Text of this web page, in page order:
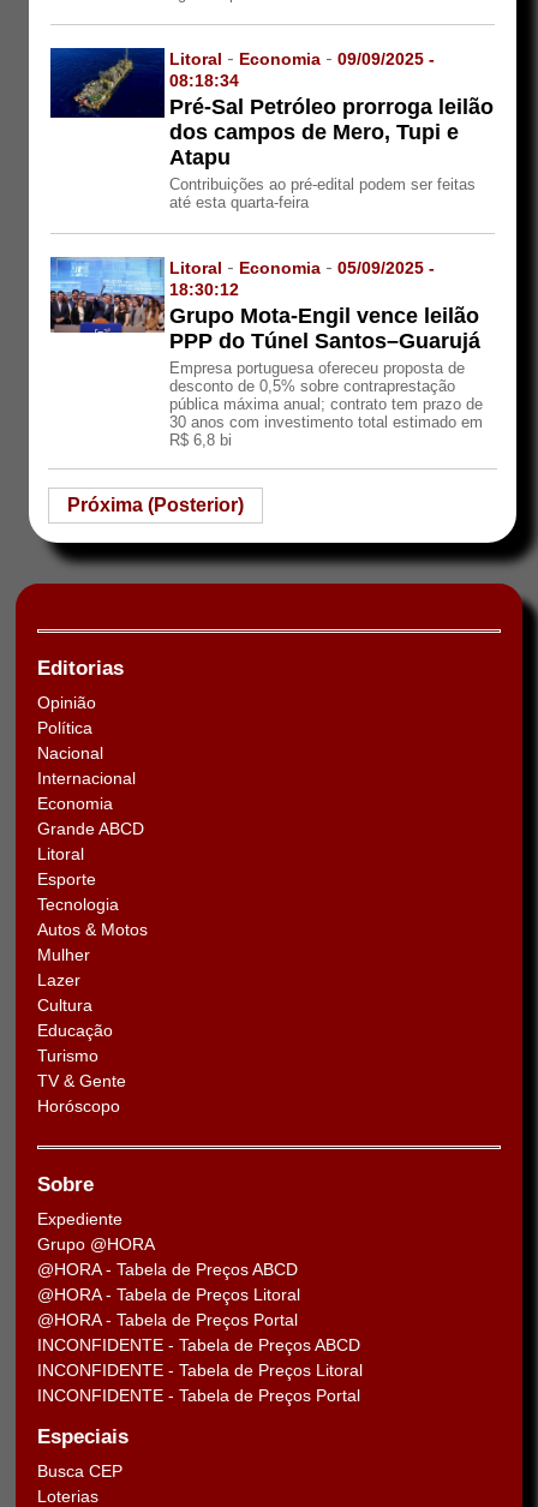
Litoral - Economia -09/09/2025 -
08:18:34
Pré-Sal Petróleo prorroga leilão
dos campos de Mero, Tupi e
Atapu
Contribuições ao pré-edital podem ser feitas
até esta quarta-feira
Litoral - Economia -05/09/2025 -
18:30:12
Grupo Mota-Engil vence leilão
PPP do Túnel Santos–Guarujá
Empresa portuguesa ofereceu proposta de
desconto de 0,5% sobre contraprestação
pública máxima anual; contrato tem prazo de
30 anos com investimento total estimado em
R$ 6,8 bi
Próxima (Posterior)
Editorias
Opinião
Política
Nacional
Internacional
Economia
Grande ABCD
Litoral
Esporte
Tecnologia
Autos & Motos
Mulher
Lazer
Cultura
Educação
Turismo
TV & Gente
Horóscopo
Sobre
Expediente
Grupo @HORA
@HORA - Tabela de Preços ABCD
@HORA - Tabela de Preços Litoral
@HORA - Tabela de Preços Portal
INCONFIDENTE - Tabela de Preços ABCD
INCONFIDENTE - Tabela de Preços Litoral
INCONFIDENTE - Tabela de Preços Portal
Especiais
Busca CEP
Loterias